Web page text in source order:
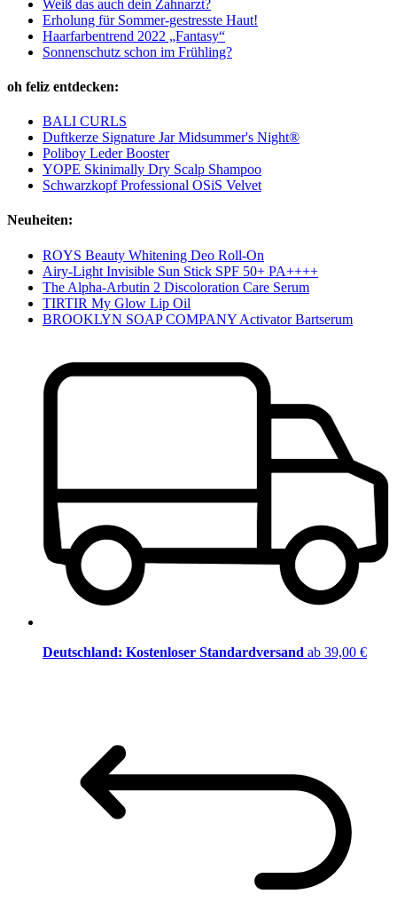
Weiß das auch dein Zahnarzt?
Erholung für Sommer-gestresste Haut!
Haarfarbentrend 2022 „Fantasy“
Sonnenschutz schon im Frühling?
oh feliz entdecken:
BALI CURLS
Duftkerze Signature Jar Midsummer's Night®
Poliboy Leder Booster
YOPE Skinimally Dry Scalp Shampoo
Schwarzkopf Professional OSiS Velvet
Neuheiten:
ROYS Beauty Whitening Deo Roll-On
Airy-Light Invisible Sun Stick SPF 50+ PA++++
The Alpha-Arbutin 2 Discoloration Care Serum
TIRTIR My Glow Lip Oil
BROOKLYN SOAP COMPANY Activator Bartserum
Deutschland: Kostenloser Standardversand ab 39,00 €